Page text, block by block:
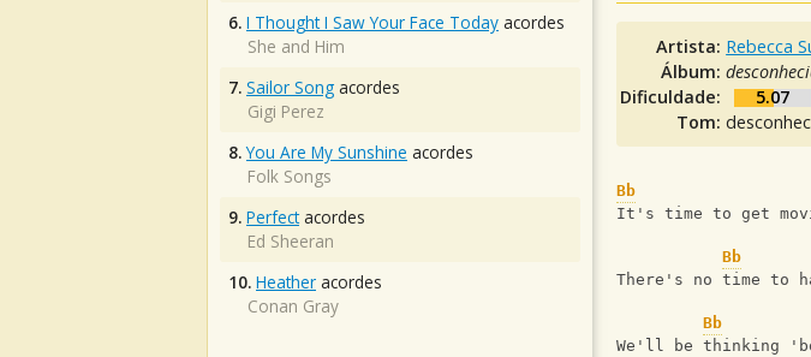
Artista: Rebecca
Álbum:
Dificuldade:
5.07
Tom:
Bb
It's time to get
Bb
There's no time to
Bb
We'll be thinking
6. I Thought I Saw Your Face Today acordes
She and Him
7. Sailor Song acordes
Gigi Perez
8. You Are My Sunshine acordes
Folk Songs
9. Perfectacordes
Ed Sheeran
10. Heather acordes
Conan Gray